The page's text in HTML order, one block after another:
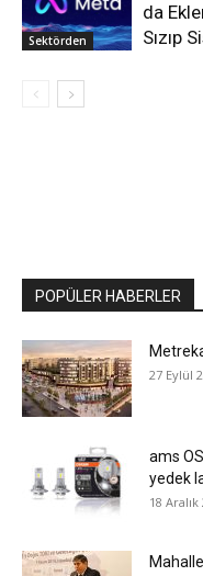
Sektörden
da
Sızıp
POPÜLER HABERLER
27 Eylül
ams
yedek
18 Aralık